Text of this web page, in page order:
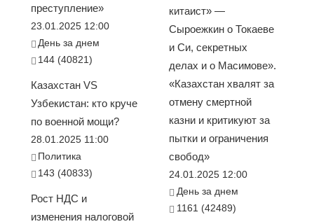
преступление»
23.01.2025 12:00
День за днем
144 (40821)
Казахстан VS
Узбекистан: кто круче
по военной мощи?
28.01.2025 11:00
Политика
143 (40833)
Рост НДС и
изменения налоговой
китаист» —
Сыроежкин о Токаеве
и Си, секретных
делах и о Масимове».
«Казахстан хвалят за
отмену смертной
казни и критикуют за
пытки и ограничения
свобод»
24.01.2025 12:00
День за днем
1161 (42489)